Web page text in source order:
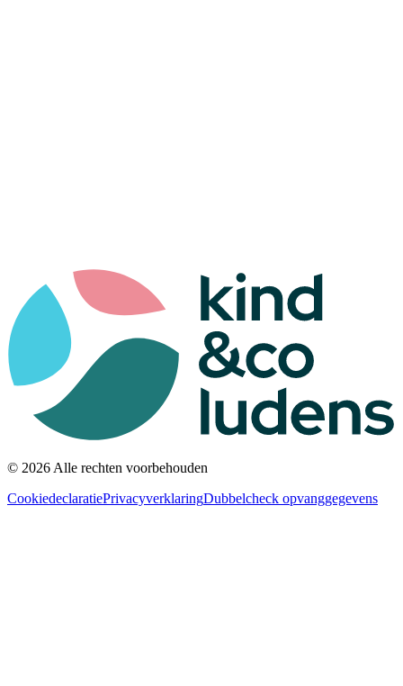
© 2026 Alle rechten voorbehouden
CookiedeclaratiePrivacyverklaringDubbelcheck opvanggegevens